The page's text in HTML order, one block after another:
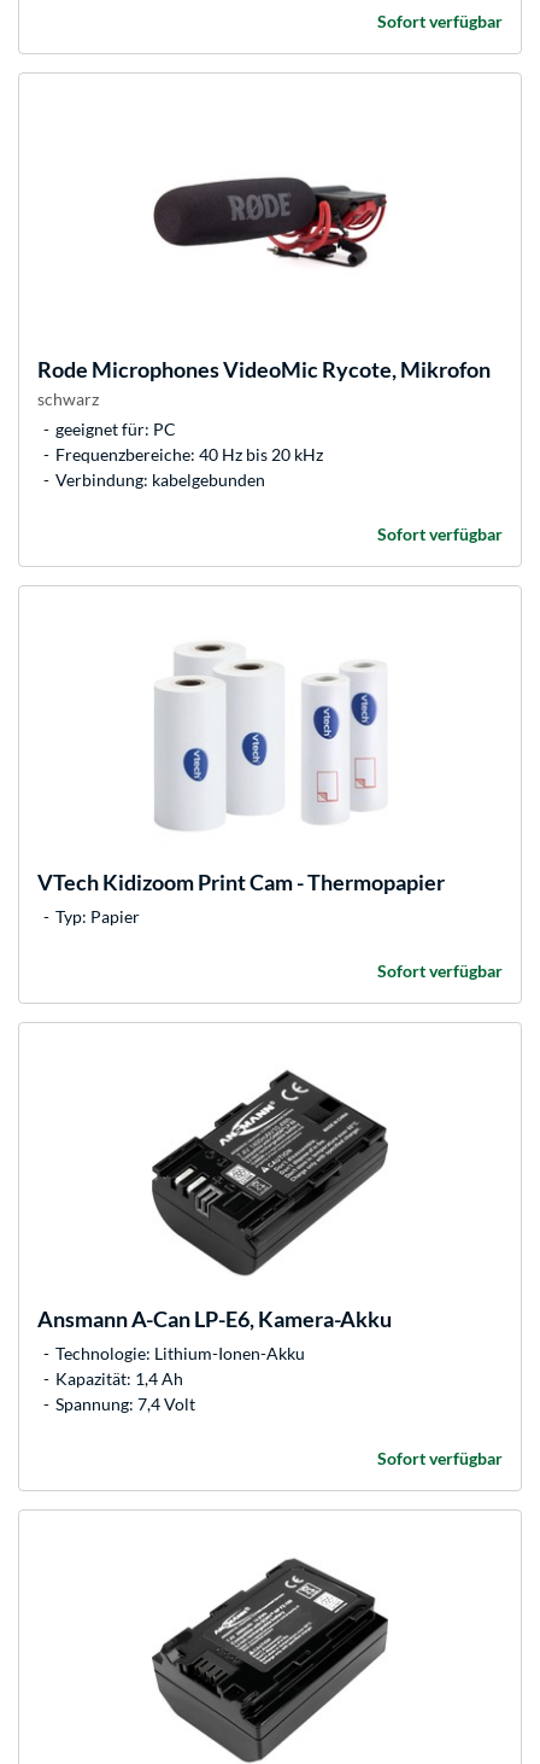
Sofort verfügbar
Rode MicrophonesVideoMic Rycote, Mikrofon
schwarz
geeignet für: PC
Frequenzbereiche: 40 Hz bis 20 kHz
Verbindung: kabelgebunden
Sofort verfügbar
VTechKidizoom Print Cam - Thermopapier
Typ: Papier
Sofort verfügbar
AnsmannA-Can LP-E6, Kamera-Akku
Technologie: Lithium-Ionen-Akku
Kapazität: 1,4 Ah
Spannung: 7,4 Volt
Sofort verfügbar